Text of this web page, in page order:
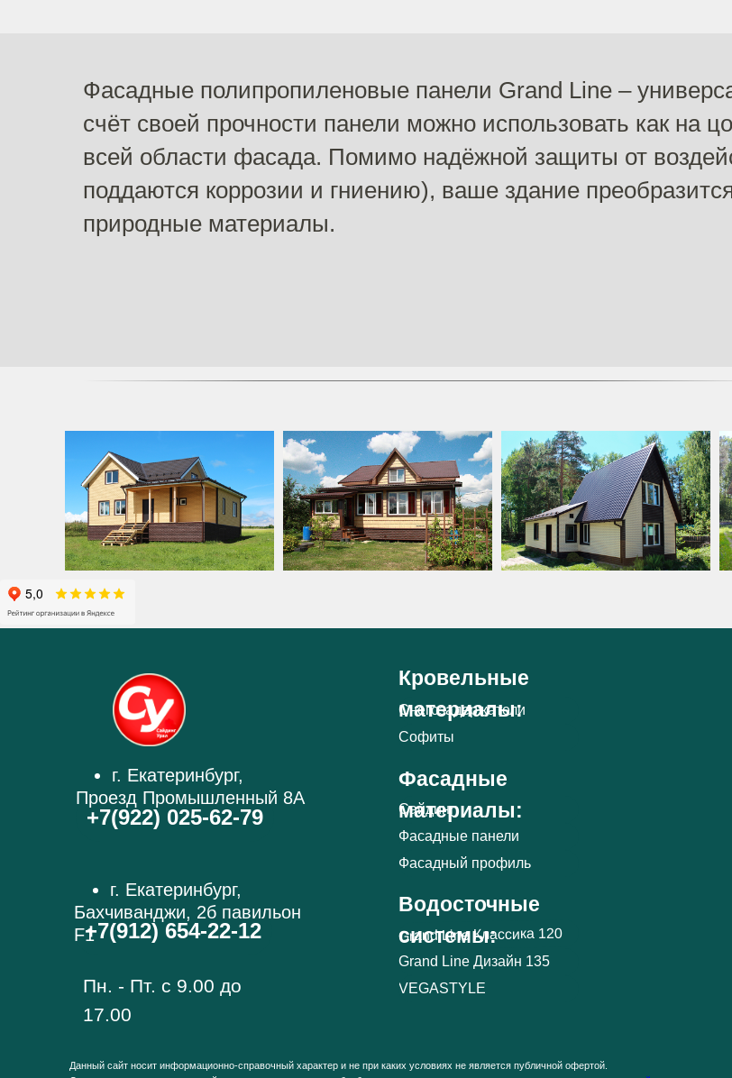
Фасадные полипропиленовые панели Grand Line –
счёт своей прочности панели можно использовать как на
всей области фасада. Помимо надёжной защиты от
поддаются коррозии и гниению), ваше здание
природные материалы.
Снегозадержатели
Сайдинг
Фасадные панели
Фасадный профиль
Grand Line Классика 120
Grand Line Дизайн 135
VEGASTYLE
Софиты
Кровельные
материалы:
Фасадные
материалы:
Водосточные
системы:
+7(922) 025-62-79
+7(912) 654-22-12
г. Екатеринбург,
Проезд Промышленный 8А
Пн. - Пт. с 9.00 до
17.00
Данный сайт носит информационно-справочный характер и не при каких условиях не является публичной офертой.
г. Екатеринбург,
Бахчиванджи, 2б павильон
F1